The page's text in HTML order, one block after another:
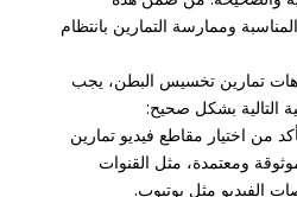
وممارسة التمارين بانتظام
تمارين تخسيس البطن، يجب
التالية بشكل صحيح:
من اختيار مقاطع فيديو تمارين
ومعتمدة، مثل القنوات
الفيديو مثل يوتيوب.